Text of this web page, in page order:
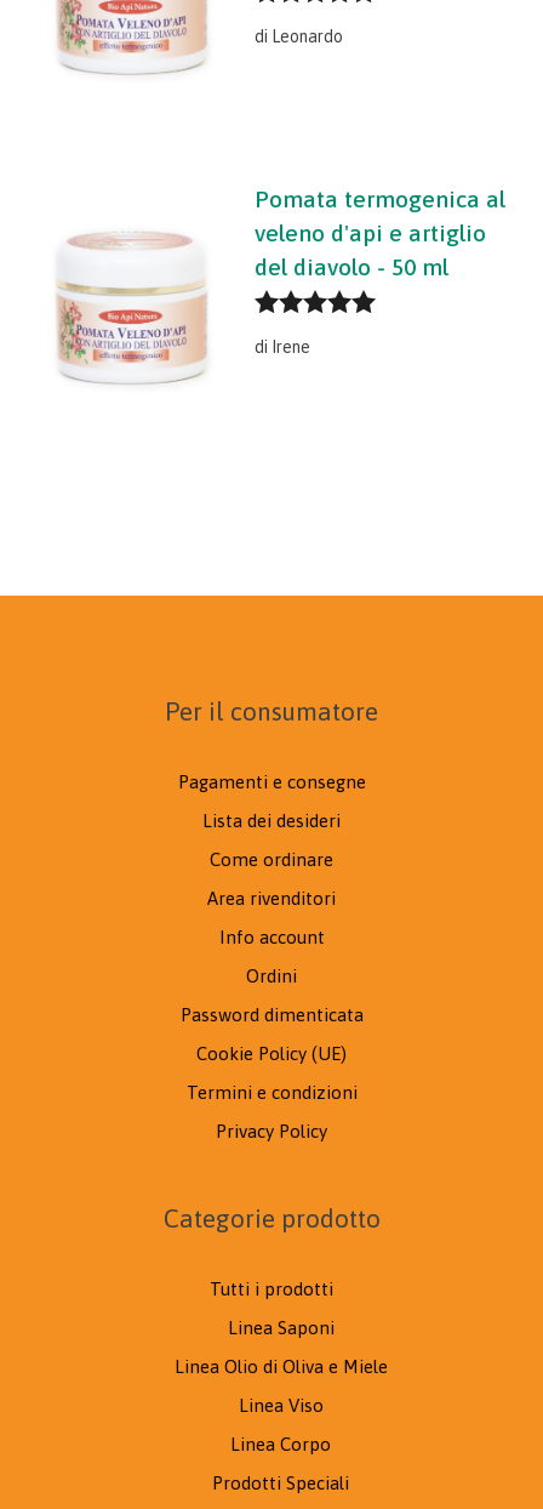
Valutato
di Leonardo
Pomata termogenica al
veleno d'api e artiglio
del diavolo - 50 ml
Valutato
di Irene
Per il consumatore
Pagamenti e consegne
Lista dei desideri
Come ordinare
Area rivenditori
Info account
Ordini
Password dimenticata
Cookie Policy (UE)
Termini e condizioni
Privacy Policy
Categorie prodotto
Tutti i prodotti
Linea Saponi
Linea Olio di Oliva e Miele
Linea Viso
Linea Corpo
Prodotti Speciali